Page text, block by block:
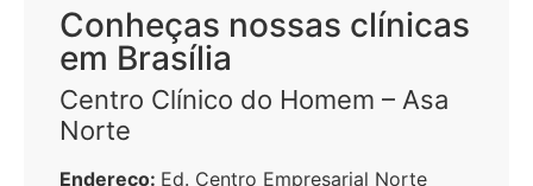
Conheças nossas clínicas
em Brasília
Centro Clínico do Homem – Asa
Norte
Endereço: Ed. Centro Empresarial Norte